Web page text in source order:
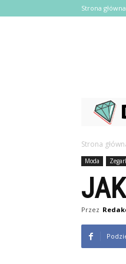
Strona główna
Strona
Moda
Przez